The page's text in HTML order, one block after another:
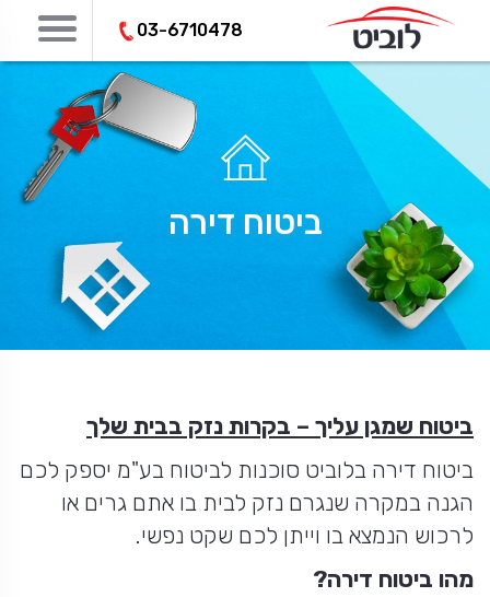
03-6710478
ביטוח דירה
ביטוח שמגן עליך – בקרות נזק בבית שלך
ביטוח דירה בלוביט סוכנות לביטוח בע"מ יספק לכם
הגנה במקרה שנגרם נזק לבית בו אתם גרים או
לרכוש הנמצא בו וייתן לכם שקט נפשי.
מהו ביטוח דירה?